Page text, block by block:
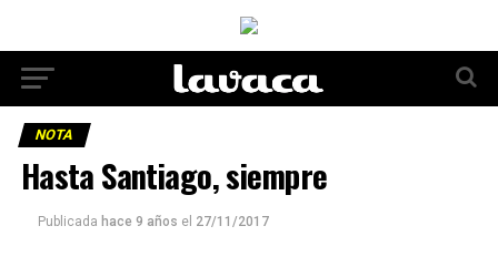
NOTA
Hasta Santiago, siempre
Publicada hace 9 años el 27/11/2017